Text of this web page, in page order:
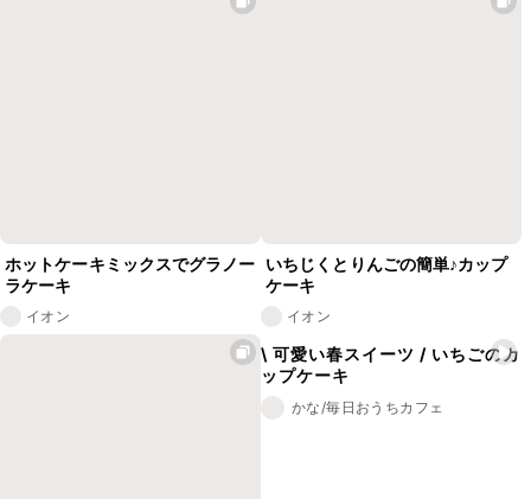
ホットケーキミックスでグラノー
ラケーキ
イオン
いちじくとりんごの簡単♪カップ
ケーキ
イオン
\ 可愛い春スイーツ / いちごのカ
ップケーキ
かな/毎日おうちカフェ